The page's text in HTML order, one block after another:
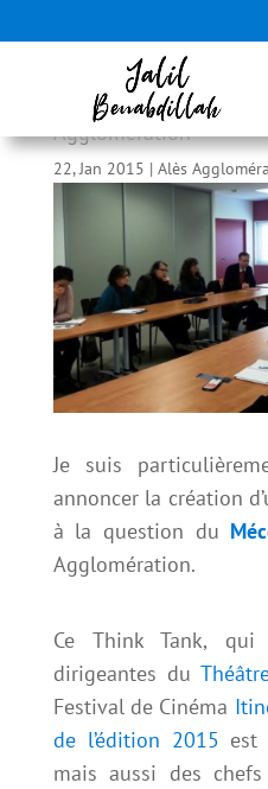
Création d’un Think
Agglomération
22, Jan 2015 | Alès
Je suis
annoncer la création
à la question du
Agglomération.
Ce Think Tank,
dirigeantes du
Festival de Cinéma
de l’édition 2015 est
mais aussi des